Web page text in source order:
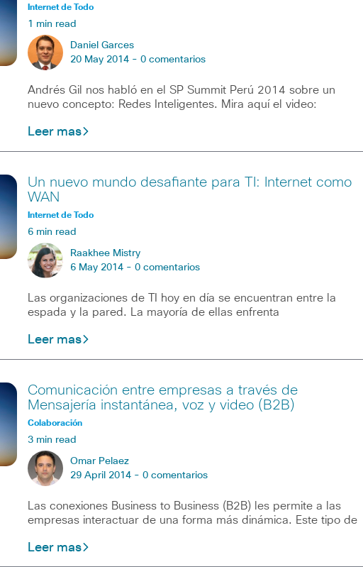
Internet de Todo
1 min read
Daniel Garces
20 May 2014 - 0 comentarios
Andrés Gil nos habló en el SP Summit Perú 2014 sobre un
nuevo concepto: Redes Inteligentes. Mira aquí el video:
Leer mas
Un nuevo mundo desafiante para TI: Internet como
WAN
Internet de Todo
6 min read
Raakhee Mistry
6 May 2014 - 0 comentarios
Las organizaciones de TI hoy en día se encuentran entre la
espada y la pared. La mayoría de ellas enfrenta
Leer mas
Comunicación entre empresas a través de
Mensajería instantánea, voz y video (B2B)
Colaboración
3 min read
Omar Pelaez
29 April 2014 - 0 comentarios
Las conexiones Business to Business (B2B) les permite a las
empresas interactuar de una forma más dinámica. Este tipo de
Leer mas